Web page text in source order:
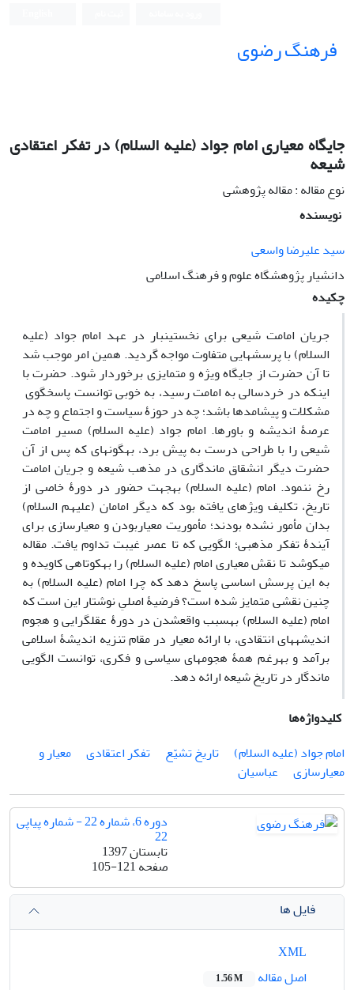
فرهنگ رضوی
جایگاه معیاری امام جواد (علیه ‏السلام) در تفکر اعتقادی
شیعه
نوع مقاله : مقاله پژوهشی
نویسنده
سید علیرضا واسعی
دانشیار پژوهشگاه علوم و فرهنگ اسلامی
چکیده
جریان امامت شیعی برای نخستین‎بار در عهد امام جواد (علیه‏
السلام) با پرسش‎هایی متفاوت مواجه گردید. همین امر موجب شد
تا آن حضرت از جایگاه ویژه و متمایزی برخوردار شود. حضرت با
اینکه در خردسالی به امامت رسید، به خوبی توانست پاسخگوی
مشکلات و پیشامدها باشد؛ چه در حوزۀ سیاست و اجتماع و چه در
عرصۀ اندیشه و باورها. امام جواد (علیه‏ السلام) مسیر امامت
شیعی را با طراحی درست به پیش برد، به‎گونه‎ای که پس از آن
حضرت دیگر انشقاق ماندگاری در مذهب شیعه و جریان امامت
رخ ننمود. امام (علیه‏ السلام) به‎جهت حضور در دورۀ خاصی از
تاریخ، تکلیف ویژه‎ای یافته بود که دیگر امامان (علیهم‏ السلام)
بدان مأمور نشده بودند؛ مأموریت معیاربودن و معیارسازی برای
آیندۀ تفکر مذهبی؛ الگویی که تا عصر غیبت تداوم یافت. مقاله
می‎کوشد تا نقش معیاری امام (علیه ‏السلام) را به‎کوتاهی کاویده و
به این پرسش اساسی پاسخ دهد که چرا امام (علیه‏ السلام) به
چنین نقشی متمایز شده است؟ فرضیۀ اصلیِ نوشتار این است که
امام (علیه ‏السلام) به‎سبب واقع‎شدن در دورۀ عقل‎گرایی و هجوم
اندیشه‎های انتقادی، با ارائه معیار در مقام تنزیه اندیشۀ اسلامی
برآمد و به‎رغم همۀ هجوم‎های سیاسی و فکری، توانست الگویی
ماندگار در تاریخ شیعه ارائه دهد.
کلیدواژه‌ها
امام جواد (علیه‏ السلام)
تاریخ تشیّع تفکر اعتقادی
معیار و
معیارسازی
عباسیان
دوره 6، شماره 22 - شماره پیاپی
22
تابستان 1397
صفحه105-121
فایل ها
اصل مقاله
1.56 M